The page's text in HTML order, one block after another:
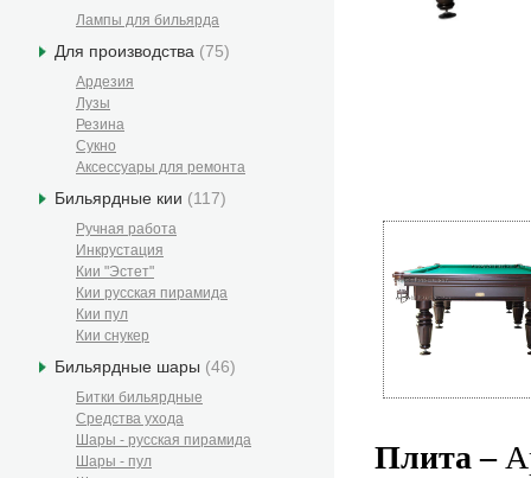
Лампы для бильярда
Для производства (75)
Ардезия
Лузы
Резина
Сукно
Аксессуары для ремонта
Бильярдные кии (117)
Ручная работа
Инкрустация
Кии "Эстет"
Кии русская пирамида
Кии пул
Кии снукер
Бильярдные шары (46)
Битки бильярдные
Средства ухода
Шары - русская пирамида
Шары - пул
Плита –